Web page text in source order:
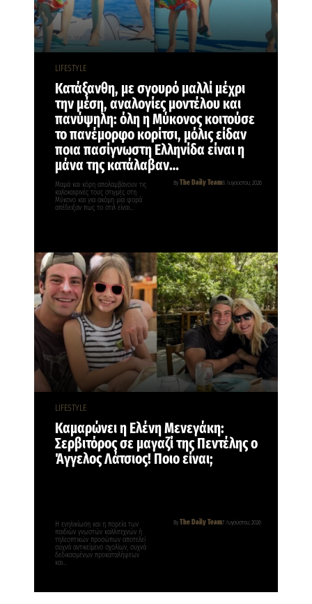
LIFESTYLE
Κατάξανθη, με σγουρό μαλλί μέχρι
την μέση, αναλογίες μοντέλου και
πανύψηλη: όλη η Μύκονος κοιτούσε
το πανέμορφο κορίτσι, μόλις είδαν
ποια πασίγνωστη Ελληνίδα είναι η
μάνα της κατάλαβαν…
By The Daily Team8 Αυγούστου, 2026
Μαμά και κόρη απολαμβάνουν τις
καλοκαιρινές τους στιγμές στη
Μύκονο και για ακόμη μία φορά
απέδειξαν πως το στιλ είναι…
LIFESTYLE
Καμαρώνει η Ελένη Μενεγάκη:
Σερβιτόρος σε μαγαζί της Πεντέλης ο
Άγγελος Λάτσιος! Ποιο είναι;
By The Daily Team7 Αυγούστου, 2026
Η ενηλικίωση και η πορεία των
παιδιών γνωστών καλλιτεχνών ή
τηλεοπτικών προσώπων αποτελεί
συχνά αντικείμενο σχολίων, συχνά
δεδικασμένων προκαταλήψεων
και…